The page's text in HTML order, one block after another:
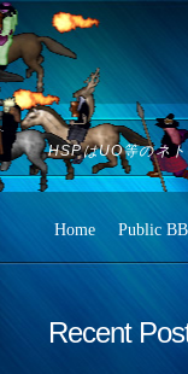
HSPはUO等のネ
Home Public
Recent